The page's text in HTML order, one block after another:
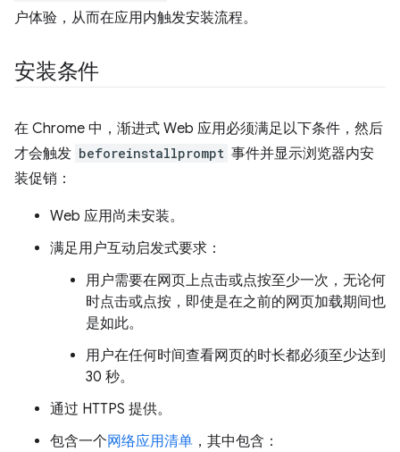
户体验，从而在应用内触发安装流程。
安装条件
在 Chrome 中，渐进式 Web 应用必须满足以下条件，然后
才会触发 beforeinstallprompt 事件并显示浏览器内安
装促销：
Web 应用尚未安装。
满足用户互动启发式要求：
用户需要在网页上点击或点按至少一次，无论何
时点击或点按，即使是在之前的网页加载期间也
是如此。
用户在任何时间查看网页的时长都必须至少达到
30 秒。
通过 HTTPS 提供。
包含一个网络应用清单 ，其中包含：